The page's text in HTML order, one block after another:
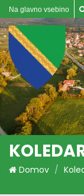
Na glavno vsebino
Domov